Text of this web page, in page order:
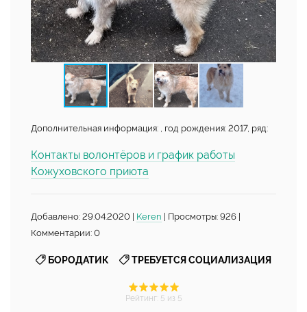
Дополнительная информация: , год рождения: 2017, ряд:
Контакты волонтёров и график работы
Кожуховского приюта
Добавлено: 29.04.2020 | Keren | Просмотры: 926 |
Комментарии: 0
БОРОДАТИК ТРЕБУЕТСЯ СОЦИАЛИЗАЦИЯ
Рейтинг: 5 из 5